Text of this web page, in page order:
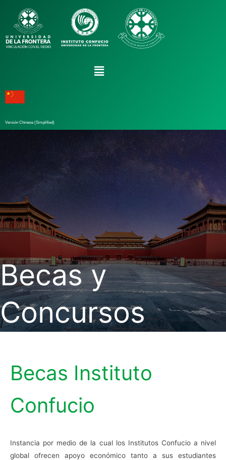
Versión Chinese (Simplified)
Becas y
Concursos
Becas Instituto
Confucio
Instancia por medio de la cual los Institutos Confucio a nivel
global ofrecen apoyo económico tanto a sus estudiantes